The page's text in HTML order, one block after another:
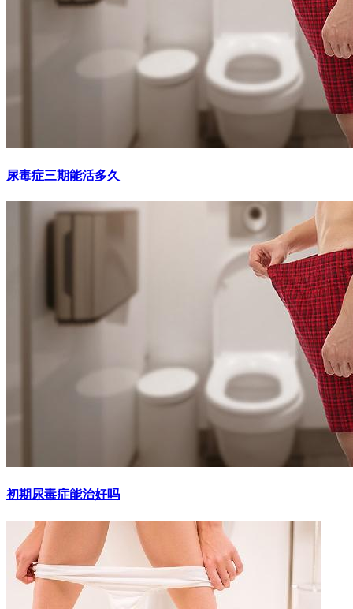
尿毒症三期能活多久
初期尿毒症能治好吗